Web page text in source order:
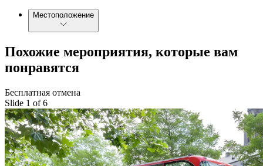
Местоположение
Похожие мероприятия, которые вам
понравятся
Бесплатная отмена
Slide 1 of 6